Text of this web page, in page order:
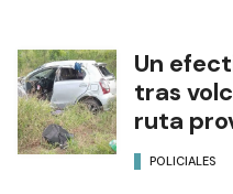
Un
tras
ruta
POLICIALES